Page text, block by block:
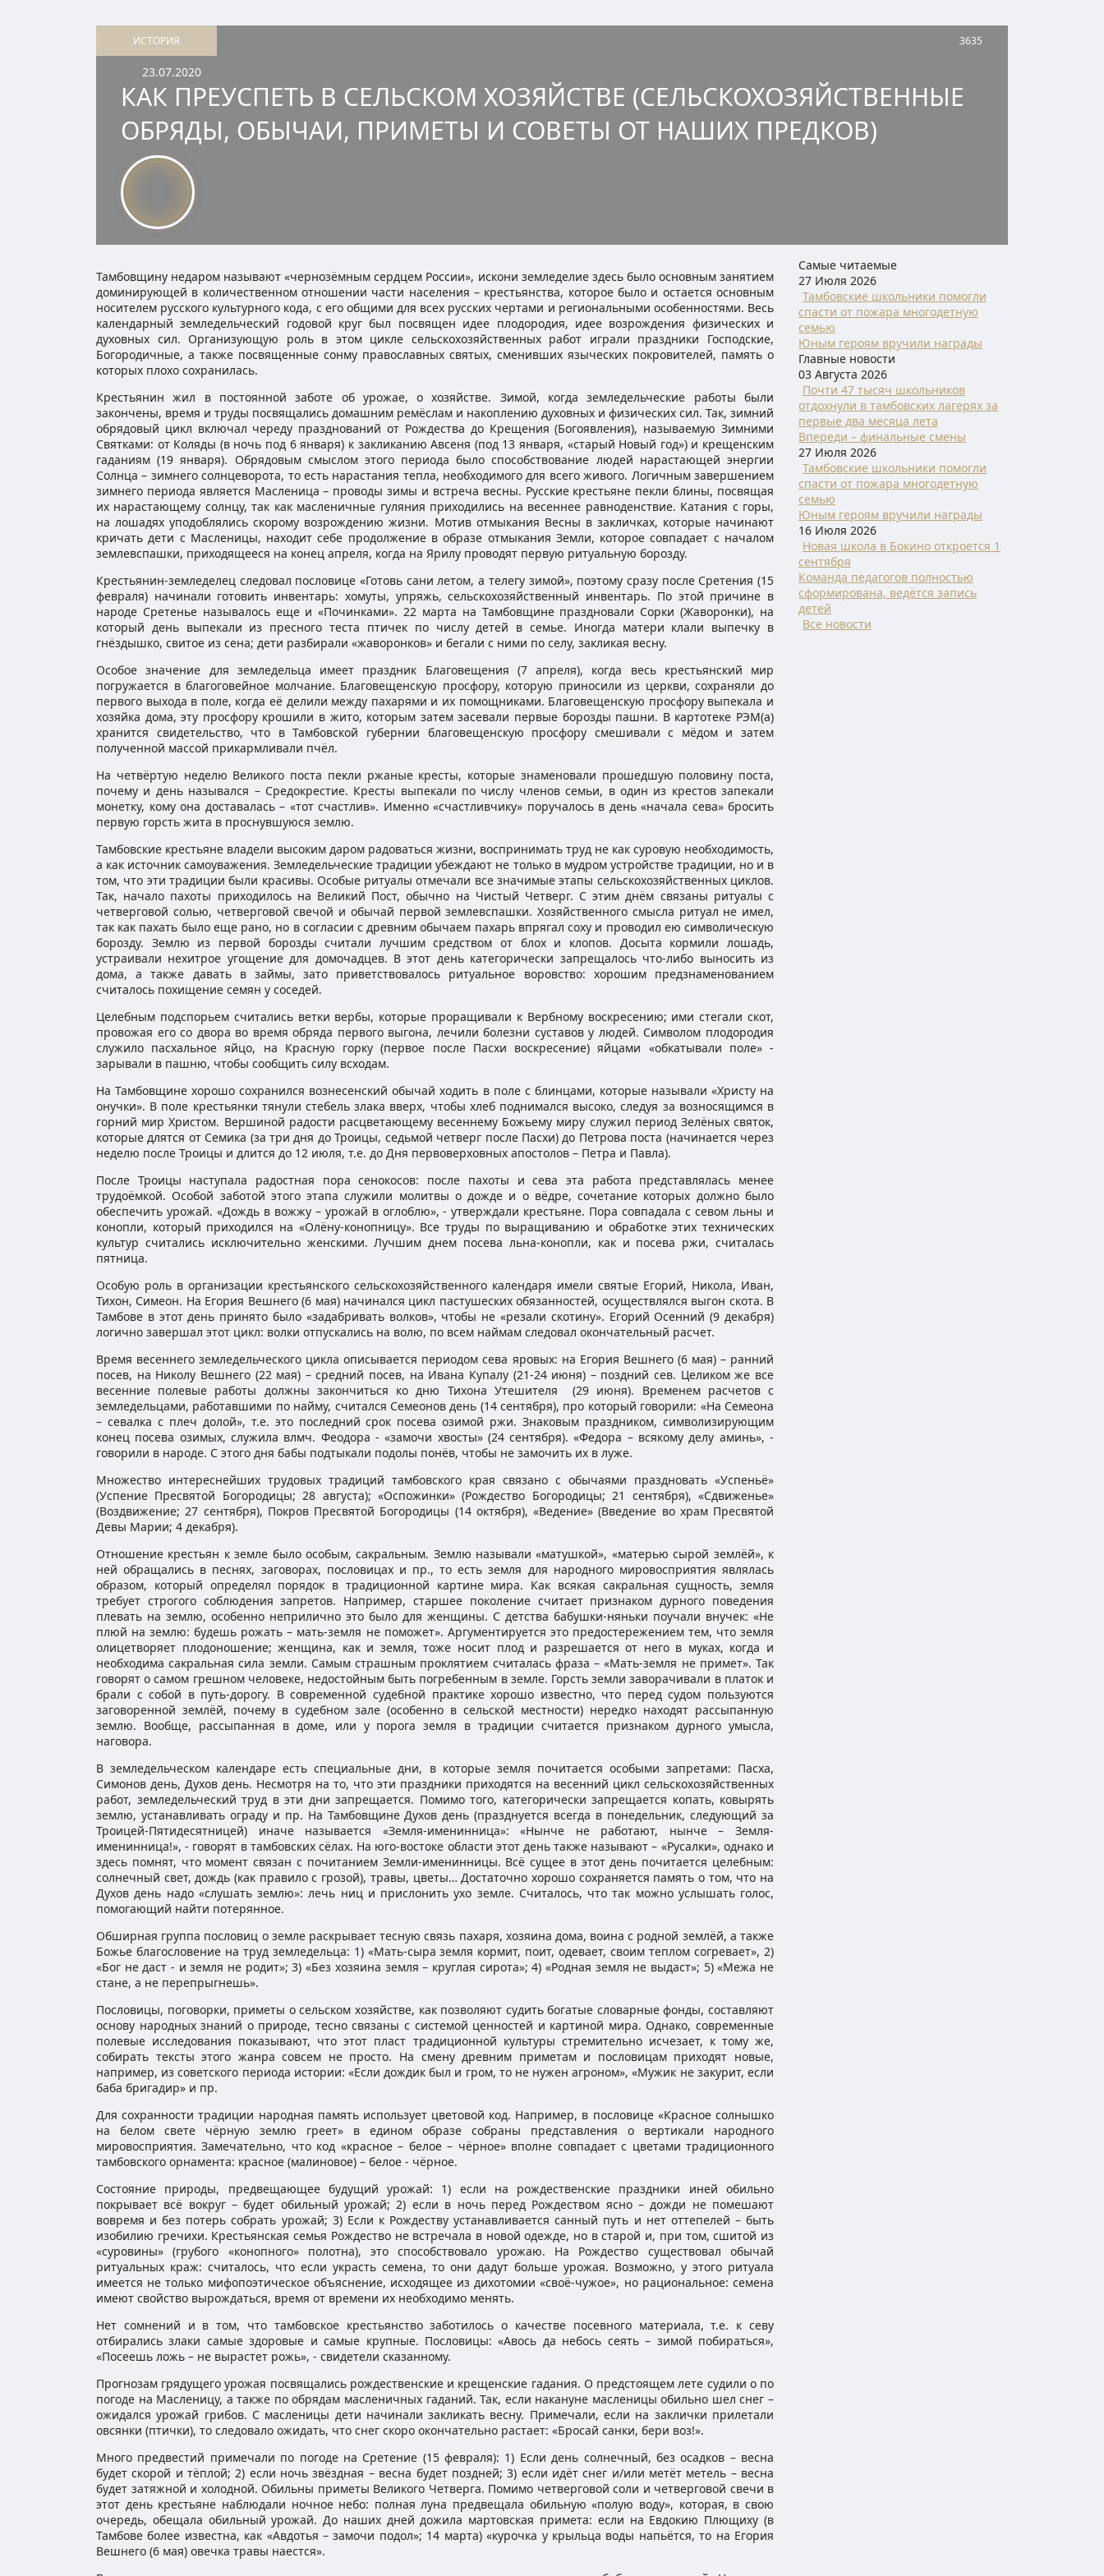
ИСТОРИЯ 3635
23.07.2020
КАК ПРЕУСПЕТЬ В СЕЛЬСКОМ ХОЗЯЙСТВЕ (СЕЛЬСКОХОЗЯЙСТВЕННЫЕ
ОБРЯДЫ, ОБЫЧАИ, ПРИМЕТЫ И СОВЕТЫ ОТ НАШИХ ПРЕДКОВ)
Тамбовщину недаром называют «чернозёмным сердцем России», искони земледелие здесь было основным занятием
доминирующей в количественном отношении части населения – крестьянства, которое было и остается основным
носителем русского культурного кода, с его общими для всех русских чертами и региональными особенностями. Весь
календарный земледельческий годовой круг был посвящен идее плодородия, идее возрождения физических и
духовных сил. Организующую роль в этом цикле сельскохозяйственных работ играли праздники Господские,
Богородичные, а также посвященные сонму православных святых, сменивших языческих покровителей, память о
которых плохо сохранилась.
Крестьянин жил в постоянной заботе об урожае, о хозяйстве. Зимой, когда земледельческие работы были
закончены, время и труды посвящались домашним ремёслам и накоплению духовных и физических сил. Так, зимний
обрядовый цикл включал череду празднований от Рождества до Крещения (Богоявления), называемую Зимними
Святками: от Коляды (в ночь под 6 января) к закликанию Авсеня (под 13 января, «старый Новый год») и крещенским
гаданиям (19 января). Обрядовым смыслом этого периода было способствование людей нарастающей энергии
Солнца – зимнего солнцеворота, то есть нарастания тепла, необходимого для всего живого. Логичным завершением
зимнего периода является Масленица – проводы зимы и встреча весны. Русские крестьяне пекли блины, посвящая
их нарастающему солнцу, так как масленичные гуляния приходились на весеннее равноденствие. Катания с горы,
на лошадях уподоблялись скорому возрождению жизни. Мотив отмыкания Весны в закличках, которые начинают
кричать дети с Масленицы, находит себе продолжение в образе отмыкания Земли, которое совпадает с началом
землевспашки, приходящееся на конец апреля, когда на Ярилу проводят первую ритуальную борозду.
Крестьянин-земледелец следовал пословице «Готовь сани летом, а телегу зимой», поэтому сразу после Сретения (15
февраля) начинали готовить инвентарь: хомуты, упряжь, сельскохозяйственный инвентарь. По этой причине в
народе Сретенье называлось еще и «Починками». 22 марта на Тамбовщине праздновали Сорки (Жаворонки), на
который день выпекали из пресного теста птичек по числу детей в семье. Иногда матери клали выпечку в
гнёздышко, свитое из сена; дети разбирали «жаворонков» и бегали с ними по селу, закликая весну.
Особое значение для земледельца имеет праздник Благовещения (7 апреля), когда весь крестьянский мир
погружается в благоговейное молчание. Благовещенскую просфору, которую приносили из церкви, сохраняли до
первого выхода в поле, когда её делили между пахарями и их помощниками. Благовещенскую просфору выпекала и
хозяйка дома, эту просфору крошили в жито, которым затем засевали первые борозды пашни. В картотеке РЭМ(а)
хранится свидетельство, что в Тамбовской губернии благовещенскую просфору смешивали с мёдом и затем
полученной массой прикармливали пчёл.
На четвёртую неделю Великого поста пекли ржаные кресты, которые знаменовали прошедшую половину поста,
почему и день назывался – Средокрестие. Кресты выпекали по числу членов семьи, в один из крестов запекали
монетку, кому она доставалась – «тот счастлив». Именно «счастливчику» поручалось в день «начала сева» бросить
первую горсть жита в проснувшуюся землю.
Тамбовские крестьяне владели высоким даром радоваться жизни, воспринимать труд не как суровую необходимость,
а как источник самоуважения. Земледельческие традиции убеждают не только в мудром устройстве традиции, но и в
том, что эти традиции были красивы. Особые ритуалы отмечали все значимые этапы сельскохозяйственных циклов.
Так, начало пахоты приходилось на Великий Пост, обычно на Чистый Четверг. С этим днём связаны ритуалы с
четверговой солью, четверговой свечой и обычай первой землевспашки. Хозяйственного смысла ритуал не имел,
так как пахать было еще рано, но в согласии с древним обычаем пахарь впрягал соху и проводил ею символическую
борозду. Землю из первой борозды считали лучшим средством от блох и клопов. Досыта кормили лошадь,
устраивали нехитрое угощение для домочадцев. В этот день категорически запрещалось что-либо выносить из
дома, а также давать в займы, зато приветствовалось ритуальное воровство: хорошим предзнаменованием
считалось похищение семян у соседей.
Целебным подспорьем считались ветки вербы, которые проращивали к Вербному воскресению; ими стегали скот,
провожая его со двора во время обряда первого выгона, лечили болезни суставов у людей. Символом плодородия
служило пасхальное яйцо, на Красную горку (первое после Пасхи воскресение) яйцами «обкатывали поле» -
зарывали в пашню, чтобы сообщить силу всходам.
На Тамбовщине хорошо сохранился вознесенский обычай ходить в поле с блинцами, которые называли «Христу на
онучки». В поле крестьянки тянули стебель злака вверх, чтобы хлеб поднимался высоко, следуя за возносящимся в
горний мир Христом. Вершиной радости расцветающему весеннему Божьему миру служил период Зелёных святок,
которые длятся от Семика (за три дня до Троицы, седьмой четверг после Пасхи) до Петрова поста (начинается через
неделю после Троицы и длится до 12 июля, т.е. до Дня первоверховных апостолов – Петра и Павла).
После Троицы наступала радостная пора сенокосов: после пахоты и сева эта работа представлялась менее
трудоёмкой. Особой заботой этого этапа служили молитвы о дожде и о вёдре, сочетание которых должно было
обеспечить урожай. «Дождь в вожжу – урожай в оглоблю», - утверждали крестьяне. Пора совпадала с севом льны и
конопли, который приходился на «Олёну-конопницу». Все труды по выращиванию и обработке этих технических
культур считались исключительно женскими. Лучшим днем посева льна-конопли, как и посева ржи, считалась
пятница.
Особую роль в организации крестьянского сельскохозяйственного календаря имели святые Егорий, Никола, Иван,
Тихон, Симеон. На Егория Вешнего (6 мая) начинался цикл пастушеских обязанностей, осуществлялся выгон скота. В
Тамбове в этот день принято было «задабривать волков», чтобы не «резали скотину». Егорий Осенний (9 декабря)
логично завершал этот цикл: волки отпускались на волю, по всем наймам следовал окончательный расчет.
Время весеннего земледельческого цикла описывается периодом сева яровых: на Егория Вешнего (6 мая) – ранний
посев, на Николу Вешнего (22 мая) – средний посев, на Ивана Купалу (21-24 июня) – поздний сев. Целиком же все
весенние полевые работы должны закончиться ко дню Тихона Утешителя (29 июня). Временем расчетов с
земледельцами, работавшими по найму, считался Семеонов день (14 сентября), про который говорили: «На Семеона
– севалка с плеч долой», т.е. это последний срок посева озимой ржи. Знаковым праздником, символизирующим
конец посева озимых, служила влмч. Феодора - «замочи хвосты» (24 сентября). «Федора – всякому делу аминь», -
говорили в народе. С этого дня бабы подтыкали подолы понёв, чтобы не замочить их в луже.
Множество интереснейших трудовых традиций тамбовского края связано с обычаями праздновать «Успеньё»
(Успение Пресвятой Богородицы; 28 августа); «Оспожинки» (Рождество Богородицы; 21 сентября), «Сдвиженье»
(Воздвижение; 27 сентября), Покров Пресвятой Богородицы (14 октября), «Ведение» (Введение во храм Пресвятой
Девы Марии; 4 декабря).
Отношение крестьян к земле было особым, сакральным. Землю называли «матушкой», «матерью сырой землёй», к
ней обращались в песнях, заговорах, пословицах и пр., то есть земля для народного мировосприятия являлась
образом, который определял порядок в традиционной картине мира. Как всякая сакральная сущность, земля
требует строгого соблюдения запретов. Например, старшее поколение считает признаком дурного поведения
плевать на землю, особенно неприлично это было для женщины. С детства бабушки-няньки поучали внучек: «Не
плюй на землю: будешь рожать – мать-земля не поможет». Аргументируется это предостережением тем, что земля
олицетворяет плодоношение; женщина, как и земля, тоже носит плод и разрешается от него в муках, когда и
необходима сакральная сила земли. Самым страшным проклятием считалась фраза – «Мать-земля не примет». Так
говорят о самом грешном человеке, недостойным быть погребенным в земле. Горсть земли заворачивали в платок и
брали с собой в путь-дорогу. В современной судебной практике хорошо известно, что перед судом пользуются
заговоренной землёй, почему в судебном зале (особенно в сельской местности) нередко находят рассыпанную
землю. Вообще, рассыпанная в доме, или у порога земля в традиции считается признаком дурного умысла,
наговора.
В земледельческом календаре есть специальные дни, в которые земля почитается особыми запретами: Пасха,
Симонов день, Духов день. Несмотря на то, что эти праздники приходятся на весенний цикл сельскохозяйственных
работ, земледельческий труд в эти дни запрещается. Помимо того, категорически запрещается копать, ковырять
землю, устанавливать ограду и пр. На Тамбовщине Духов день (празднуется всегда в понедельник, следующий за
Троицей-Пятидесятницей) иначе называется «Земля-именинница»: «Нынче не работают, нынче – Земля-
именинница!», - говорят в тамбовских сёлах. На юго-востоке области этот день также называют – «Русалки», однако и
здесь помнят, что момент связан с почитанием Земли-именинницы. Всё сущее в этот день почитается целебным:
солнечный свет, дождь (как правило с грозой), травы, цветы… Достаточно хорошо сохраняется память о том, что на
Духов день надо «слушать землю»: лечь ниц и прислонить ухо земле. Считалось, что так можно услышать голос,
помогающий найти потерянное.
Обширная группа пословиц о земле раскрывает тесную связь пахаря, хозяина дома, воина с родной землёй, а также
Божье благословение на труд земледельца: 1) «Мать-сыра земля кормит, поит, одевает, своим теплом согревает», 2)
«Бог не даст - и земля не родит»; 3) «Без хозяина земля – круглая сирота»; 4) «Родная земля не выдаст»; 5) «Межа не
стане, а не перепрыгнешь».
Пословицы, поговорки, приметы о сельском хозяйстве, как позволяют судить богатые словарные фонды, составляют
основу народных знаний о природе, тесно связаны с системой ценностей и картиной мира. Однако, современные
полевые исследования показывают, что этот пласт традиционной культуры стремительно исчезает, к тому же,
собирать тексты этого жанра совсем не просто. На смену древним приметам и пословицам приходят новые,
например, из советского периода истории: «Если дождик был и гром, то не нужен агроном», «Мужик не закурит, если
баба бригадир» и пр.
Для сохранности традиции народная память использует цветовой код. Например, в пословице «Красное солнышко
на белом свете чёрную землю греет» в едином образе собраны представления о вертикали народного
мировосприятия. Замечательно, что код «красное – белое – чёрное» вполне совпадает с цветами традиционного
тамбовского орнамента: красное (малиновое) – белое - чёрное.
Состояние природы, предвещающее будущий урожай: 1) если на рождественские праздники иней обильно
покрывает всё вокруг – будет обильный урожай; 2) если в ночь перед Рождеством ясно – дожди не помешают
вовремя и без потерь собрать урожай; 3) Если к Рождеству устанавливается санный путь и нет оттепелей – быть
изобилию гречихи. Крестьянская семья Рождество не встречала в новой одежде, но в старой и, при том, сшитой из
«суровины» (грубого «конопного» полотна), это способствовало урожаю. На Рождество существовал обычай
ритуальных краж: считалось, что если украсть семена, то они дадут больше урожая. Возможно, у этого ритуала
имеется не только мифопоэтическое объяснение, исходящее из дихотомии «своё-чужое», но рациональное: семена
имеют свойство вырождаться, время от времени их необходимо менять.
Нет сомнений и в том, что тамбовское крестьянство заботилось о качестве посевного материала, т.е. к севу
отбирались злаки самые здоровые и самые крупные. Пословицы: «Авось да небось сеять – зимой побираться»,
«Посеешь ложь – не вырастет рожь», - свидетели сказанному.
Прогнозам грядущего урожая посвящались рождественские и крещенские гадания. О предстоящем лете судили о по
погоде на Масленицу, а также по обрядам масленичных гаданий. Так, если накануне масленицы обильно шел снег –
ожидался урожай грибов. С масленицы дети начинали закликать весну. Примечали, если на заклички прилетали
овсянки (птички), то следовало ожидать, что снег скоро окончательно растает: «Бросай санки, бери воз!».
Много предвестий примечали по погоде на Сретение (15 февраля): 1) Если день солнечный, без осадков – весна
будет скорой и тёплой; 2) если ночь звёздная – весна будет поздней; 3) если идёт снег и/или метёт метель – весна
будет затяжной и холодной. Обильны приметы Великого Четверга. Помимо четверговой соли и четверговой свечи в
этот день крестьяне наблюдали ночное небо: полная луна предвещала обильную «полую воду», которая, в свою
очередь, обещала обильный урожай. До наших дней дожила мартовская примета: если на Евдокию Плющиху (в
Тамбове более известна, как «Авдотья – замочи подол»; 14 марта) «курочка у крыльца воды напьётся, то на Егория
Вешнего (6 мая) овечка травы наестся».
Самые читаемые
27 Июля 2026
Тамбовские школьники помогли
спасти от пожара многодетную
семью
Юным героям вручили награды
Главные новости
03 Августа 2026
Почти 47 тысяч школьников
отдохнули в тамбовских лагерях за
первые два месяца лета
Впереди – финальные смены
27 Июля 2026
Тамбовские школьники помогли
спасти от пожара многодетную
семью
Юным героям вручили награды
16 Июля 2026
Новая школа в Бокино откроется 1
сентября
Команда педагогов полностью
сформирована, ведётся запись
детей
Все новости